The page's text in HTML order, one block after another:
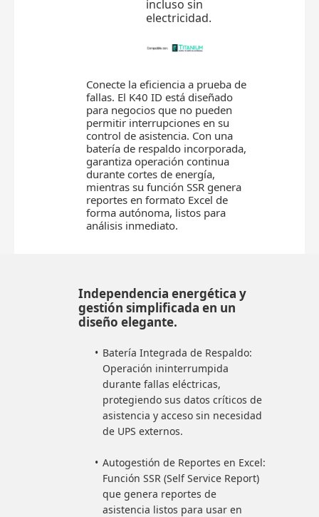
incluso sin
electricidad.
Conecte la eficiencia a prueba de
fallas. El K40 ID está diseñado
para negocios que no pueden
permitir interrupciones en su
control de asistencia. Con una
batería de respaldo incorporada,
garantiza operación continua
durante cortes de energía,
mientras su función SSR genera
reportes en formato Excel de
forma autónoma, listos para
análisis inmediato.
Independencia energética y
gestión simplificada en un
diseño elegante.
Batería Integrada de Respaldo:
Operación ininterrumpida
durante fallas eléctricas,
protegiendo sus datos críticos de
asistencia y acceso sin necesidad
de UPS externos.
Autogestión de Reportes en Excel:
Función SSR (Self Service Report)
que genera reportes de
asistencia listos para usar en